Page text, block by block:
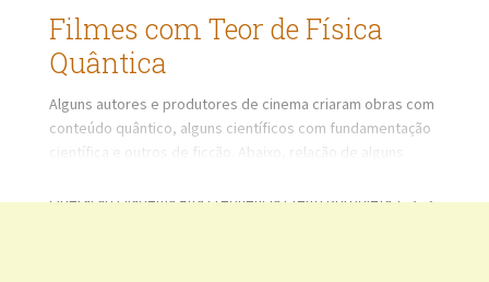
Filmes com Teor de Física
Quântica
Alguns autores e produtores de cinema criaram obras com
conteúdo quântico, alguns científicos com fundamentação
científica e outros de ficção. Abaixo, relação de alguns
Operação Filadélfia Alta Frequência Efeito Borboleta 1, 2, 3